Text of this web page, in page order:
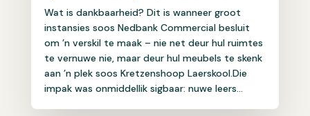
Wat is dankbaarheid? Dit is wanneer groot
instansies soos Nedbank Commercial besluit
om ’n verskil te maak – nie net deur hul ruimtes
te vernuwe nie, maar deur hul meubels te skenk
aan ’n plek soos Kretzenshoop Laerskool.Die
impak was onmiddellik sigbaar: nuwe leers...